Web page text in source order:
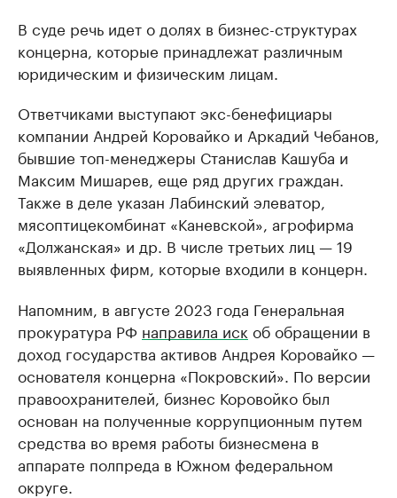
В суде речь идет о долях в бизнес-структурах
концерна, которые принадлежат различным
юридическим и физическим лицам.
Ответчиками выступают экс-бенефициары
компании Андрей Коровайко и Аркадий Чебанов,
бывшие топ-менеджеры Станислав Кашуба и
Максим Мишарев, еще ряд других граждан.
Также в деле указан Лабинский элеватор,
мясоптицекомбинат «Каневской», агрофирма
«Должанская» и др. В числе третьих лиц — 19
выявленных фирм, которые входили в концерн.
Напомним, в августе 2023 года Генеральная
прокуратура РФ направила иск об обращении в
доход государства активов Андрея Коровайко —
основателя концерна «Покровский». По версии
правоохранителей, бизнес Коровойко был
основан на полученные коррупционным путем
средства во время работы бизнесмена в
аппарате полпреда в Южном федеральном
округе.